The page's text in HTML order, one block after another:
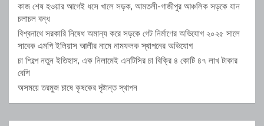
কাজ শেষ হওয়ার আগেই ধসে খালে সড়ক, আমতলী-গাজীপুর আঞ্চলিক সড়কে যান
চলাচল বন্ধ
বিশ্বনাথে সরকারি নিষেধ অমান্য করে সড়কে গেট নির্মাণের অভিযোগ ২০২৫ সালে
সাবেক এমপি ইলিয়াস আলীর নামে নামফলক স্থাপনের অভিযোগ
চা শিল্পে নতুন ইতিহাস, এক নিলামেই এনটিসির চা বিক্রি ৪ কোটি ৪৭ লাখ টাকার
বেশি
অসময়ে তরমুজ চাষে কৃষকের দৃষ্টান্ত স্থাপন